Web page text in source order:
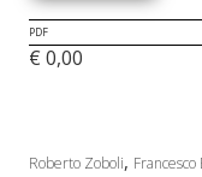
PDF
€ 0,00
Roberto Zoboli,